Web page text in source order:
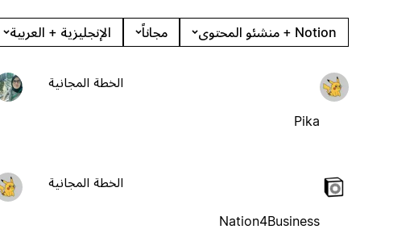
Notion + منشئو المحتوى مجاناً الإنجليزية + العربية
Pika
الخطة المجانية
Nation4Business
الخطة المجانية